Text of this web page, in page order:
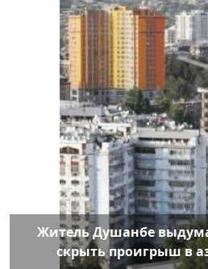
Житель Душанбе
скрыть проигрыш в